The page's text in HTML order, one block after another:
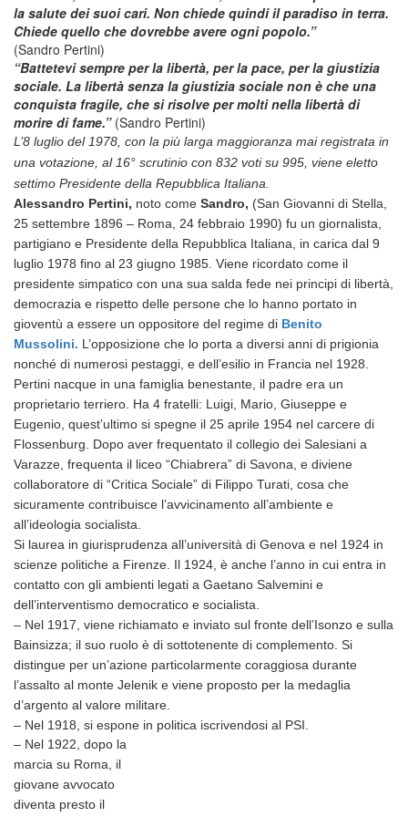
la salute dei suoi cari. Non chiede quindi il paradiso in terra.
Chiede quello che dovrebbe avere ogni popolo.”
(Sandro Pertini)
“Battetevi sempre per la libertà, per la pace, per la giustizia
sociale. La libertà senza la giustizia sociale non è che una
conquista fragile, che si risolve per molti nella libertà di
morire di fame.” (Sandro Pertini)
L’8 luglio del 1978, con la più larga maggioranza mai registrata in
una votazione, al 16° scrutinio con 832 voti su 995, viene eletto
settimo Presidente della Repubblica Italiana.
Alessandro Pertini, noto come Sandro, (San Giovanni di Stella,
25 settembre 1896 – Roma, 24 febbraio 1990) fu un giornalista,
partigiano e Presidente della Repubblica Italiana, in carica dal 9
luglio 1978 fino al 23 giugno 1985. Viene ricordato come il
presidente simpatico con una sua salda fede nei principi di libertà,
democrazia e rispetto delle persone che lo hanno portato in
gioventù a essere un oppositore del regime di Benito
Mussolini. L’opposizione che lo porta a diversi anni di prigionia
nonché di numerosi pestaggi, e dell’esilio in Francia nel 1928.
Pertini nacque in una famiglia benestante, il padre era un
proprietario terriero. Ha 4 fratelli: Luigi, Mario, Giuseppe e
Eugenio, quest’ultimo si spegne il 25 aprile 1954 nel carcere di
Flossenburg. Dopo aver frequentato il collegio dei Salesiani a
Varazze, frequenta il liceo “Chiabrera” di Savona, e diviene
collaboratore di “Critica Sociale” di Filippo Turati, cosa che
sicuramente contribuisce l’avvicinamento all’ambiente e
all’ideologia socialista.
Si laurea in giurisprudenza all’università di Genova e nel 1924 in
scienze politiche a Firenze. Il 1924, è anche l’anno in cui entra in
contatto con gli ambienti legati a Gaetano Salvemini e
dell’interventismo democratico e socialista.
– Nel 1917, viene richiamato e inviato sul fronte dell’Isonzo e sulla
Bainsizza; il suo ruolo è di sottotenente di complemento. Si
distingue per un’azione particolarmente coraggiosa durante
l’assalto al monte Jelenik e viene proposto per la medaglia
d’argento al valore militare.
– Nel 1918, si espone in politica iscrivendosi al PSI.
– Nel 1922, dopo la
marcia su Roma, il
giovane avvocato
diventa presto il